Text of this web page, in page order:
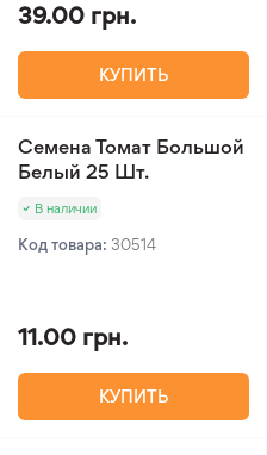
39.00 грн.
КУПИТЬ
Семена Томат Большой
Белый 25 Шт.
В наличии
Код товара: 30514
11.00 грн.
КУПИТЬ